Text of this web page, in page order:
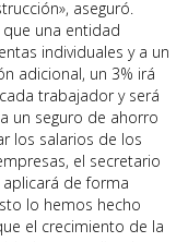
aseguró.
que una entidad
individuales y a un
adicional, un 3% irá
trabajador y será
un seguro de ahorro
los salarios de los
el secretario
de forma
lo hemos hecho
el crecimiento de la